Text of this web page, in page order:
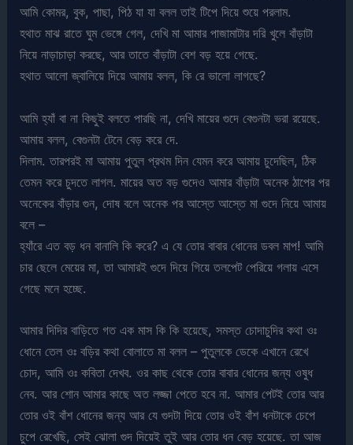
আমি কোমর, বুক, পাছা, পিঠ যা যা বলল তাই টিপে দিয়ে শুয়ে পরলাম.
হথাত মাঝ রাতে ঘুম ভেঙ্গে গেল, দেখি মা আমার পাজামাটার দরি খুলে বাঁড়াটা
নিয়ে নাড়াচাড়া করছে, আর তাতে বাঁড়াটা বেশ বড় হয়ে গেছে.
হথাত আলো জ্বালিয়ে দিয়ে আমায় বলল, কি রে ভালো লাগছে?
আমি হ্যাঁ বা না কিছুই বলতে পারছি না, দেখি মায়ের গুদে বেগুনটা ভরা রয়েছে.
আমায় বলল, বেগুনটা টেনে বেড় করে দে.
দিলাম. তারপরই মা আমায় পুতুল প্রথম দিন যেমন করে আমায় চুদেছিল, ঠিক
তেমন করে চুদতে লাগল. মায়ের অত বড় গুদেও আমার বাঁড়াটা অনেক ঠাপের পর
অনেকের বাঁড়ার গুন, দোষ বলে অনেক পর আস্তে আস্তে মা গুদে নিয়ে আমায়
বলে –
হ্যাঁরে এত বড় ধন বানালি কি করে? এ যে তোর বাবার ধোনের ডবল মাপ! আমি
চার ছেলে মেয়ের মা, তা আমারই গুদে দিয়ে গিয়ে তলপেট পেরিয়ে গলায় এসে
গেছে মনে হচ্ছে.
আমার দিদির বাড়িতে গত এক মাস কি কি হয়েছে, সমস্ত চোদাচুদির কথা ওঃ
ধোনে তেল ওঃ বড়ির কথা বোলাতে মা বলল – পুতুলকে ডেকে এখানে রেখে
চোদ, আমি ওঃ কবিতা দেখব. ওর কাছ থেকে তোর বাবার ধোনের জন্য ওষুধ
নেব. আর শোন আমার কাছে অত লজ্জা পেতে হবে না. আমার পেটই তোর আর
তোর ওই বাঁশ ধোনের জন্য আর যে গুদটা দিয়ে তোর ওই বাঁশ ধনটাকে চেপে
চুপে রেখেছি, সেই ঝোলা গুদ দিয়েই তুই আর তোর ধন বেড় হয়েছে. তা আজ